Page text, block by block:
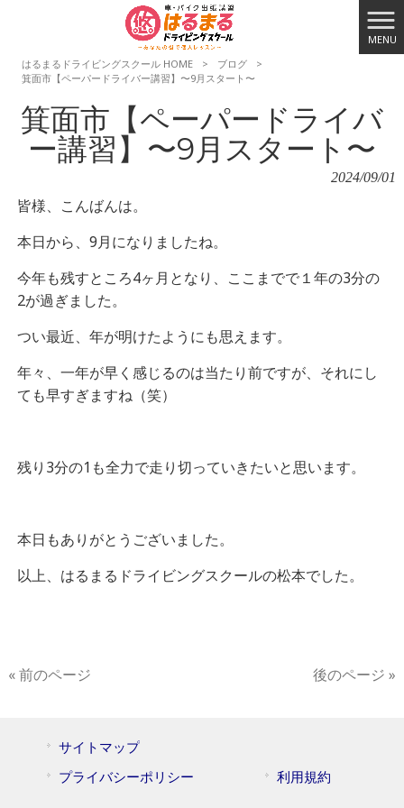
MENU
はるまるドライビングスクール HOME
> ブログ
>
箕面市【ペーパードライバー講習】〜9月スタート〜
箕面市【ペーパードライバ
ー講習】〜9月スタート〜
2024/09/01
皆様、こんばんは。
本日から、9月になりましたね。
今年も残すところ4ヶ月となり、ここまでで１年の3分の
2が過ぎました。
つい最近、年が明けたようにも思えます。
年々、一年が早く感じるのは当たり前ですが、それにし
ても早すぎますね（笑）
残り3分の1も全力で走り切っていきたいと思います。
本日もありがとうございました。
以上、はるまるドライビングスクールの松本でした。
« 前のページ 後のページ »
サイトマップ
プライバシーポリシー
利用規約